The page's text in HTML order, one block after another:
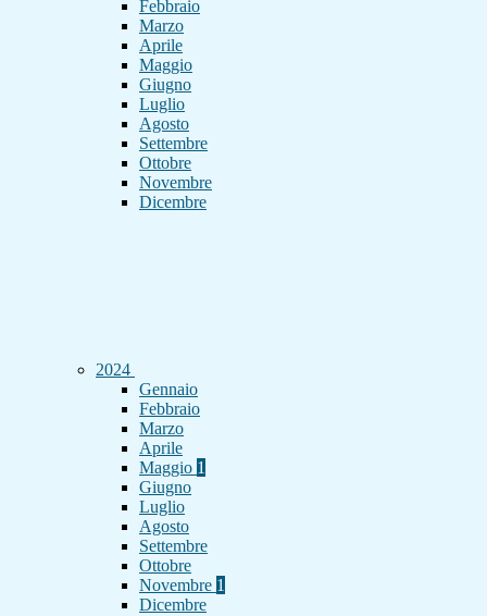
Febbraio
Marzo
Aprile
Maggio
Giugno
Luglio
Agosto
Settembre
Ottobre
Novembre
Dicembre
2024
Gennaio
Febbraio
Marzo
Aprile
Maggio 1
Giugno
Luglio
Agosto
Settembre
Ottobre
Novembre 1
Dicembre